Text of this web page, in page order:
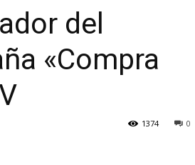
del
«Compra
0
1374